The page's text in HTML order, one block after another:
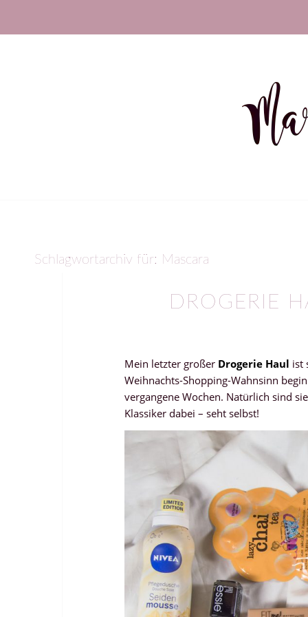
Schlagwortarchiv für: Mascara
DROGERIE
Mein letzter großer Drogerie Haul ist
Weihnachts-Shopping-Wahnsinn
vergangene Wochen. Natürlich sind
Klassiker dabei – seht selbst!